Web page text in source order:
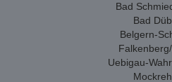
Bad
Bad
Belgern-
Uebigau-